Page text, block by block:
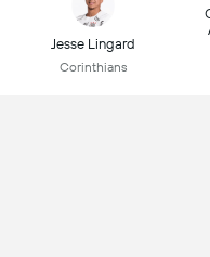
Jesse Lingard
Corinthians